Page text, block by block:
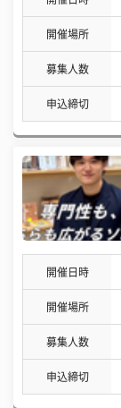
開催場所
募集人数
申込締切
開催日時
開催場所
募集人数
申込締切